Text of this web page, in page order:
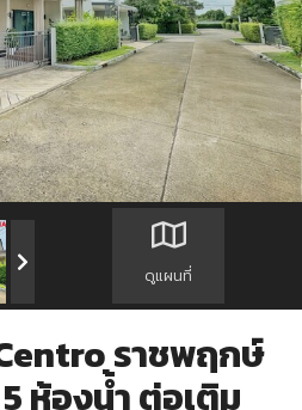
ดูแผนที่
ราชพฤกษ์
ห้องน้ำ ต่อเติม